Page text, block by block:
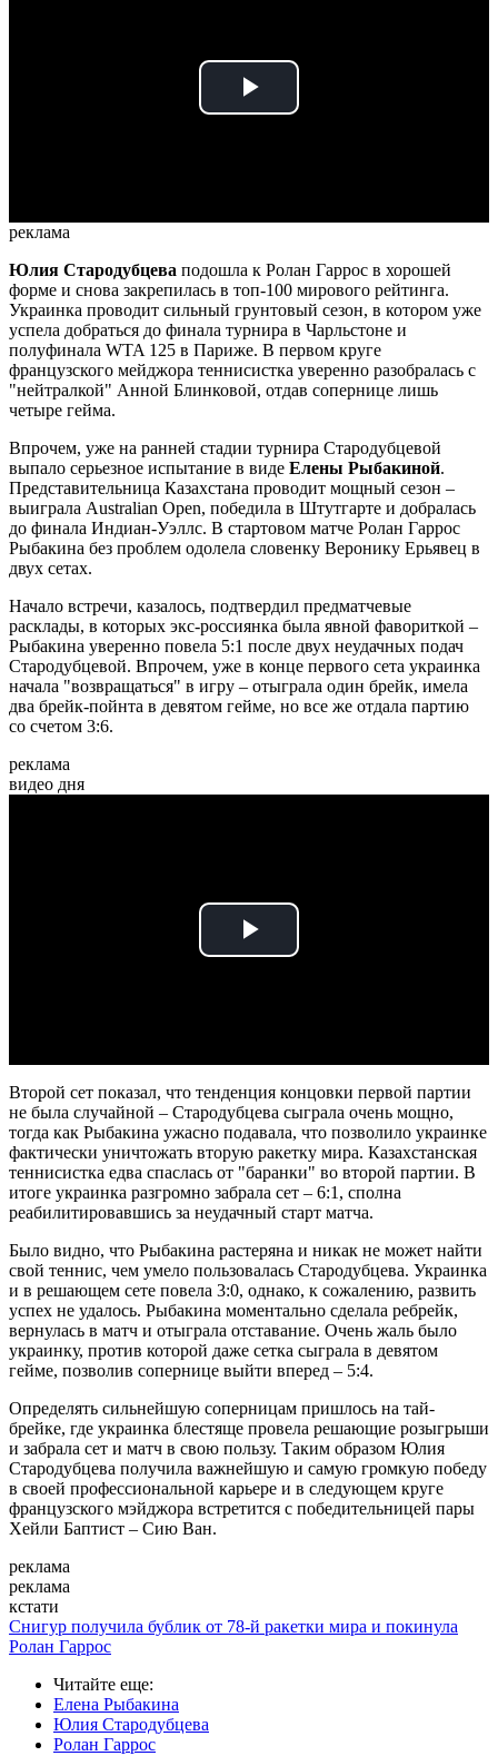
Play
реклама
Юлия Стародубцева подошла к Ролан Гаррос в хорошей
форме и снова закрепилась в топ-100 мирового рейтинга.
Украинка проводит сильный грунтовый сезон, в котором уже
успела добраться до финала турнира в Чарльстоне и
полуфинала WTA 125 в Париже. В первом круге
французского мейджора теннисистка уверенно разобралась с
"нейтралкой" Анной Блинковой, отдав сопернице лишь
четыре гейма.
Впрочем, уже на ранней стадии турнира Стародубцевой
выпало серьезное испытание в виде Елены Рыбакиной.
Представительница Казахстана проводит мощный сезон –
выиграла Australian Open, победила в Штутгарте и добралась
до финала Индиан-Уэллс. В стартовом матче Ролан Гаррос
Рыбакина без проблем одолела словенку Веронику Ерьявец в
двух сетах.
Начало встречи, казалось, подтвердил предматчевые
расклады, в которых экс-россиянка была явной фавориткой –
Рыбакина уверенно повела 5:1 после двух неудачных подач
Стародубцевой. Впрочем, уже в конце первого сета украинка
начала "возвращаться" в игру – отыграла один брейк, имела
два брейк-пойнта в девятом гейме, но все же отдала партию
со счетом 3:6.
реклама
видео дня
Play
Второй сет показал, что тенденция концовки первой партии
не была случайной – Стародубцева сыграла очень мощно,
тогда как Рыбакина ужасно подавала, что позволило украинке
фактически уничтожать вторую ракетку мира. Казахстанская
теннисистка едва спаслась от "баранки" во второй партии. В
итоге украинка разгромно забрала сет – 6:1, сполна
реабилитировавшись за неудачный старт матча.
Было видно, что Рыбакина растеряна и никак не может найти
свой теннис, чем умело пользовалась Стародубцева. Украинка
и в решающем сете повела 3:0, однако, к сожалению, развить
успех не удалось. Рыбакина моментально сделала ребрейк,
вернулась в матч и отыграла отставание. Очень жаль было
украинку, против которой даже сетка сыграла в девятом
гейме, позволив сопернице выйти вперед – 5:4.
Определять сильнейшую соперницам пришлось на тай-
брейке, где украинка блестяще провела решающие розыгрыши
и забрала сет и матч в свою пользу. Таким образом Юлия
Стародубцева получила важнейшую и самую громкую победу
в своей профессиональной карьере и в следующем круге
французского мэйджора встретится с победительницей пары
Хейли Баптист – Сию Ван.
реклама
реклама
кстати
Снигур получила бублик от 78-й ракетки мира и покинула
Ролан Гаррос
Читайте еще:
Елена Рыбакина
Юлия Стародубцева
Ролан Гаррос